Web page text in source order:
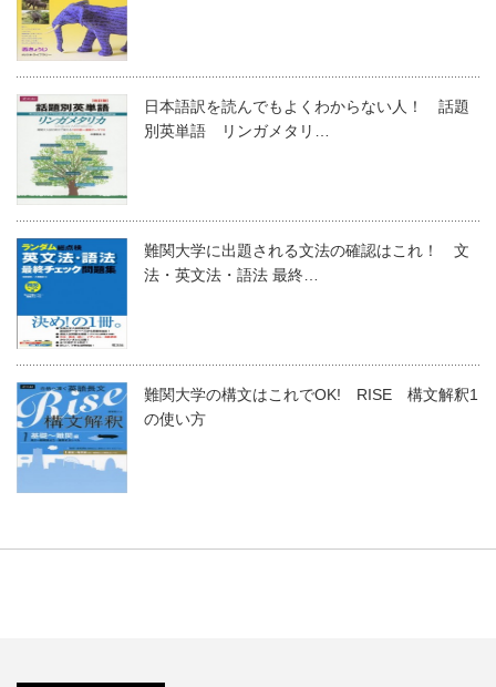
日本語訳を読んでもよくわからない人！ 話題
別英単語 リンガメタリ…
難関大学に出題される文法の確認はこれ！ 文
法・英文法・語法 最終…
難関大学の構文はこれでOK! RISE 構文解釈1
の使い方